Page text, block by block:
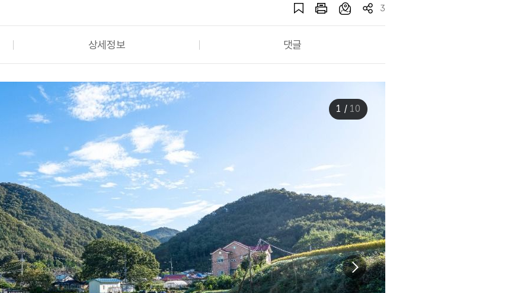
3
상세정보 댓글
1 / 10